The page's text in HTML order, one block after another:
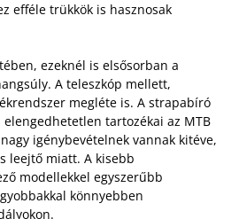
efféle trükkök is hasznosak
ezeknél is elsősorban a
A teleszkóp mellett,
megléte is. A strapabíró
tartozékai az MTB
igénybevételnek vannak kitéve,
leejtő miatt. A kisebb
modellekkel egyszerűbb
könnyebben